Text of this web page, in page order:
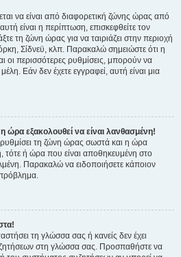
να είναι από διαφορετική ζώνης ώρας από
είναι η περίπτωση, επισκεφθείτε τον
τη ζώνη ώρας για να ταιριάζει στην περιοχή
Σίδνεϋ, κλπ. Παρακαλώ σημειώστε ότι η
περισσότερες ρυθμίσεις, μπορούν να
Εάν δεν έχετε εγγραφεί, αυτή είναι μια
ώρα εξακολουθεί να είναι λανθασμένη!
ρυθμίσει τη ζώνη ώρας σωστά και η ώρα
τότε ή ώρα που είναι αποθηκευμένη στο
Παρακαλώ να ειδοποιήσετε κάποιον
πρόβλημα.
τη γλώσσα σας ή κανείς δεν έχει
στη γλώσσα σας. Προσπαθήστε να